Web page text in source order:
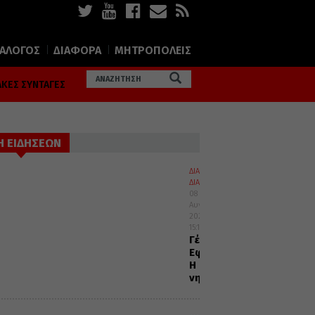
ΔΙΑΦΟΡΑ ΜΗΤΡΟΠΟΛΕΙΣ
ΣΥΝΤΑΓΕΣ
ΕΙΔΗΣΕΩΝ
ΔΙΑΛΟΓΟΣ
ΔΙΑΦΟΡΑ
08
Αυγούστου
2026
15:15
Γέρων
Εφραίμ:
Η
νηστεία